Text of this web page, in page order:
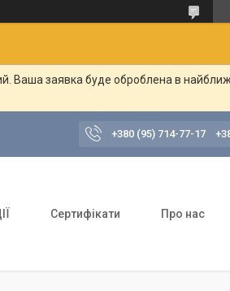
Ваша заявка буде оброблена в
+380 (95) 714-77-17
Сертифікати Про нас